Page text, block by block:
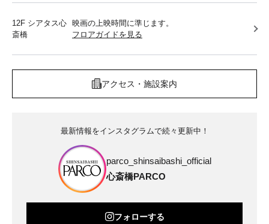
12F シアタス心
斎橋
映画の上映時間に準じます。
フロアガイドを見る
アクセス・施設案内
最新情報をインスタグラムで続々更新中！
parco_shinsaibashi_official
心斎橋PARCO
フォローする